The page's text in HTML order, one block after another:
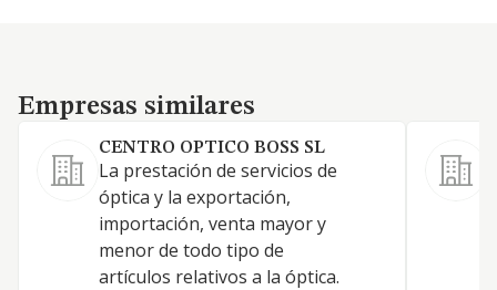
Empresas similares
Empresas similares
CENTRO OPTICO BOSS SL
La prestación de servicios de
óptica y la exportación,
importación, venta mayor y
menor de todo tipo de
artículos relativos a la óptica.